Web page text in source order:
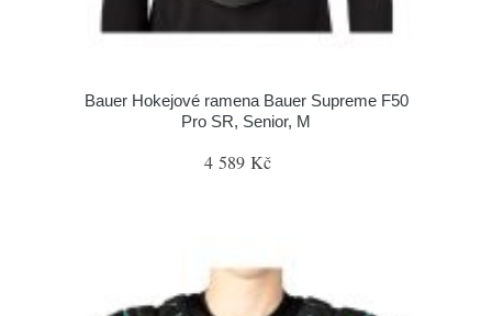
Bauer Hokejové ramena Bauer Supreme F50
Pro SR, Senior, M
4 589 Kč